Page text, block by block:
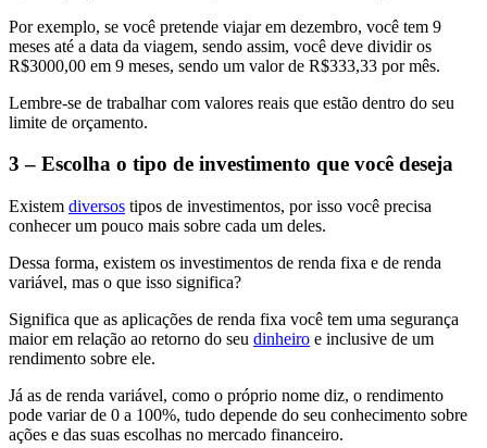
Por exemplo, se você pretende viajar em dezembro, você tem 9
meses até a data da viagem, sendo assim, você deve dividir os
R$3000,00 em 9 meses, sendo um valor de R$333,33 por mês.
Lembre-se de trabalhar com valores reais que estão dentro do seu
limite de orçamento.
3 – Escolha o tipo de investimento que você deseja
Existem diversos tipos de investimentos, por isso você precisa
conhecer um pouco mais sobre cada um deles.
Dessa forma, existem os investimentos de renda fixa e de renda
variável, mas o que isso significa?
Significa que as aplicações de renda fixa você tem uma segurança
maior em relação ao retorno do seu dinheiro e inclusive de um
rendimento sobre ele.
Já as de renda variável, como o próprio nome diz, o rendimento
pode variar de 0 a 100%, tudo depende do seu conhecimento sobre
ações e das suas escolhas no mercado financeiro.